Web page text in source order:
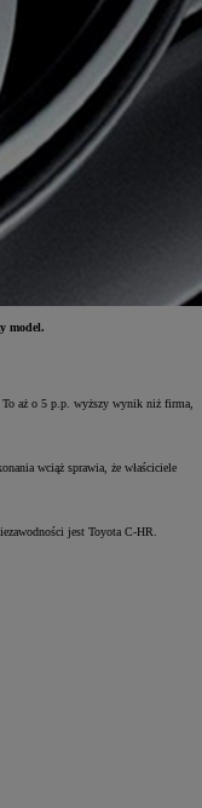
model.
aż o 5 p.p. wyższy wynik niż firma,
wciąż sprawia, że właściciele
jest Toyota C-HR.